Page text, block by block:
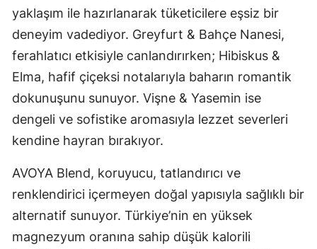
yaklaşım ile hazırlanarak tüketicilere eşsiz bir
deneyim vadediyor. Greyfurt & Bahçe Nanesi,
ferahlatıcı etkisiyle canlandırırken; Hibiskus &
Elma, hafif çiçeksi notalarıyla baharın romantik
dokunuşunu sunuyor. Vişne & Yasemin ise
dengeli ve sofistike aromasıyla lezzet severleri
kendine hayran bırakıyor.
AVOYA Blend, koruyucu, tatlandırıcı ve
renklendirici içermeyen doğal yapısıyla sağlıklı bir
alternatif sunuyor. Türkiye’nin en yüksek
magnezyum oranına sahip düşük kalorili